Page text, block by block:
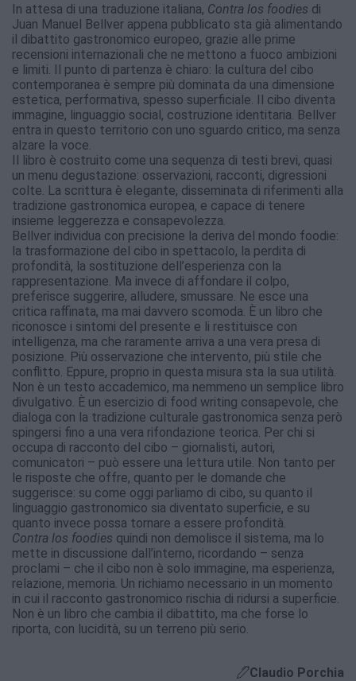
In attesa di una traduzione italiana, Contra los foodies di
Juan Manuel Bellver appena pubblicato sta già alimentando
il dibattito gastronomico europeo, grazie alle prime
recensioni internazionali che ne mettono a fuoco ambizioni
e limiti. Il punto di partenza è chiaro: la cultura del cibo
contemporanea è sempre più dominata da una dimensione
estetica, performativa, spesso superficiale. Il cibo diventa
immagine, linguaggio social, costruzione identitaria. Bellver
entra in questo territorio con uno sguardo critico, ma senza
alzare la voce.
Il libro è costruito come una sequenza di testi brevi, quasi
un menu degustazione: osservazioni, racconti, digressioni
colte. La scrittura è elegante, disseminata di riferimenti alla
tradizione gastronomica europea, e capace di tenere
insieme leggerezza e consapevolezza.
Bellver individua con precisione la deriva del mondo foodie:
la trasformazione del cibo in spettacolo, la perdita di
profondità, la sostituzione dell’esperienza con la
rappresentazione. Ma invece di affondare il colpo,
preferisce suggerire, alludere, smussare. Ne esce una
critica raffinata, ma mai davvero scomoda. È un libro che
riconosce i sintomi del presente e li restituisce con
intelligenza, ma che raramente arriva a una vera presa di
posizione. Più osservazione che intervento, più stile che
conflitto. Eppure, proprio in questa misura sta la sua utilità.
Non è un testo accademico, ma nemmeno un semplice libro
divulgativo. È un esercizio di food writing consapevole, che
dialoga con la tradizione culturale gastronomica senza però
spingersi fino a una vera rifondazione teorica. Per chi si
occupa di racconto del cibo – giornalisti, autori,
comunicatori – può essere una lettura utile. Non tanto per
le risposte che offre, quanto per le domande che
suggerisce: su come oggi parliamo di cibo, su quanto il
linguaggio gastronomico sia diventato superficie, e su
quanto invece possa tornare a essere profondità.
Contra los foodies quindi non demolisce il sistema, ma lo
mette in discussione dall’interno, ricordando – senza
proclami – che il cibo non è solo immagine, ma esperienza,
relazione, memoria. Un richiamo necessario in un momento
in cui il racconto gastronomico rischia di ridursi a superficie.
Non è un libro che cambia il dibattito, ma che forse lo
riporta, con lucidità, su un terreno più serio.
Claudio Porchia